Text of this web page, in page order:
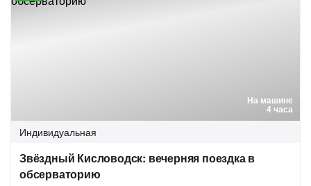
На машине
4 часа
Индивидуальная
Звёздный Кисловодск: вечерняя поездка в
обсерваторию